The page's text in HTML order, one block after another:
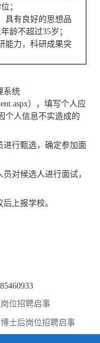
；
具有良好的思想品
龄不超过35岁；
能力，科研成果突
系统
），填写个人应
个人信息不实造成的
进行甄选，确定参加面
对候选人进行面试，
上报学校。
位招聘启事
士后岗位招聘启事